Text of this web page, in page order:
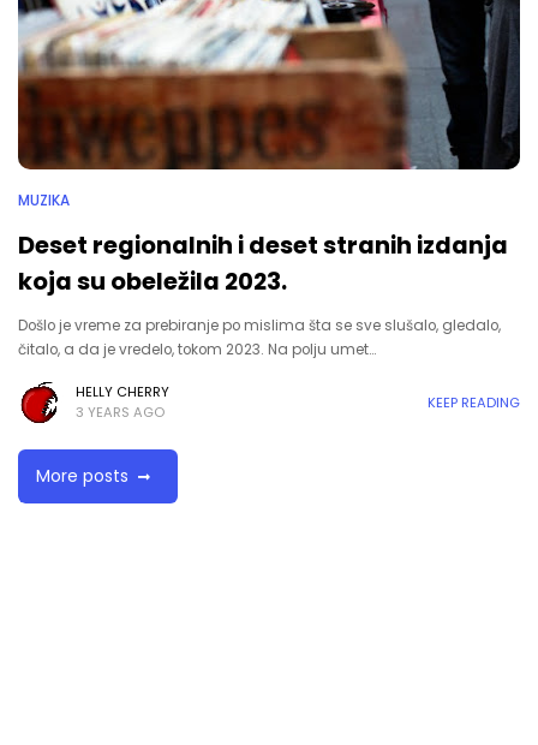
MUZIKA
Deset regionalnih i deset stranih izdanja
koja su obeležila 2023.
Došlo je vreme za prebiranje po mislima šta se sve slušalo, gledalo,
čitalo, a da je vredelo, tokom 2023. Na polju umet…
HELLY CHERRY
3 YEARS AGO
KEEP READING
More posts